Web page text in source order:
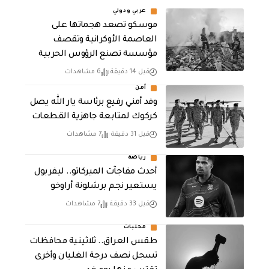
عربي ودولي
موسكو تصعد هجماتها على
العاصمة الأوكرانية وتقصف
مؤسسة تصنع الرؤوس الحربية
قبل 14 دقيقة 6 مشاهدات
أمن
وفد أمني رفيع برئاسة يار الله يصل
كركوك لمتابعة جاهزية القطعات
قبل 31 دقيقة 7 مشاهدات
رياضة
أحدث مفاجآت الميركاتو.. ليفربول
يستعير نجم برشلونة أراوخو
قبل 33 دقيقة 7 مشاهدات
محليات
طقس العراق.. ثلاثينية محافظات
تسجل نصف درجة الغليان وأخرى